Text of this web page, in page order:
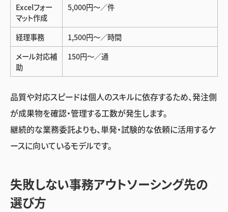
Excelフォー
マット作成
5,000円〜／件
経理事務
1,500円〜／時間
メール対応補
助
150円〜／通
品質や対応スピードは個人のスキルに依存するため、発注側
が成果物を確認・管理する工数が発生します。
継続的な業務委託よりも、単発・試験的な依頼に活用するケ
ースに向いているモデルです。
失敗しない事務アウトソーシング先の
選び方